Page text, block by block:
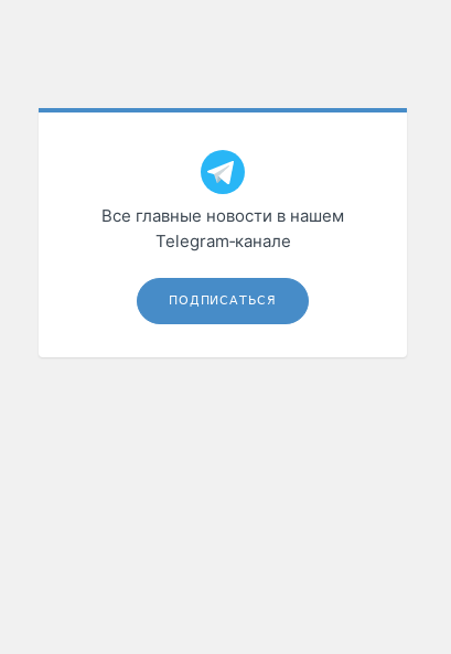
Все главные новости в нашем
Telegram‑канале
ПОДПИСАТЬСЯ